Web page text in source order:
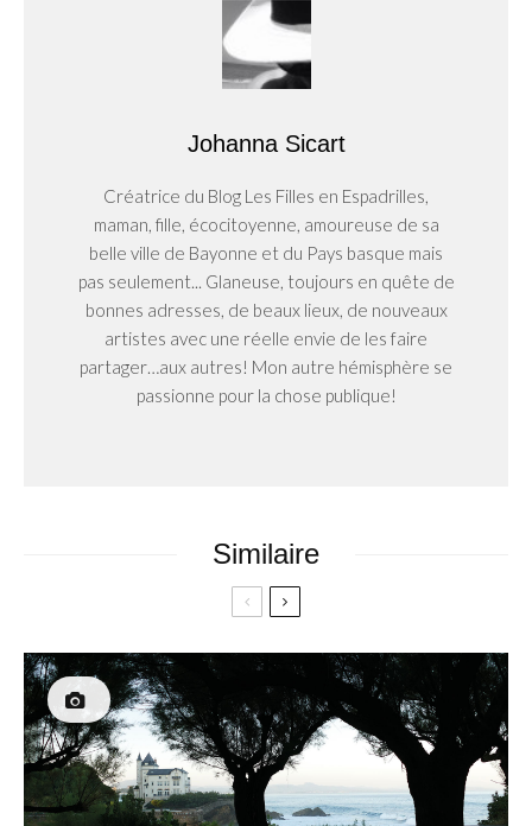
Johanna Sicart
Créatrice du Blog Les Filles en Espadrilles,
maman, fille, écocitoyenne, amoureuse de sa
belle ville de Bayonne et du Pays basque mais
pas seulement... Glaneuse, toujours en quête de
bonnes adresses, de beaux lieux, de nouveaux
artistes avec une réelle envie de les faire
partager…aux autres! Mon autre hémisphère se
passionne pour la chose publique!
Similaire